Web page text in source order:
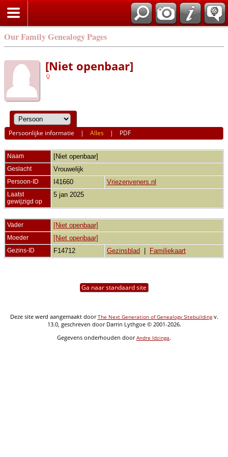
Our Family Genealogy Pages
[Niet openbaar]
Persoonlijke informatie |Alles | PDF
Naam [Niet openbaar]
Geslacht Vrouwelijk
Persoon-ID I41660 Vriezenveners.nl
Laatst
gewijzigd op
5 jan 2025
Vader [Niet openbaar]
Moeder [Niet openbaar]
Gezins-ID F14712 Gezinsblad Familiekaart
Ga naar standaard site
Deze site werd aangemaakt doorThe Next Generation of Genealogy Sitebuildingv.
13.0, geschreven door Darrin Lythgoe © 2001-2026.
Gegevens onderhouden doorAndre Idzinga.